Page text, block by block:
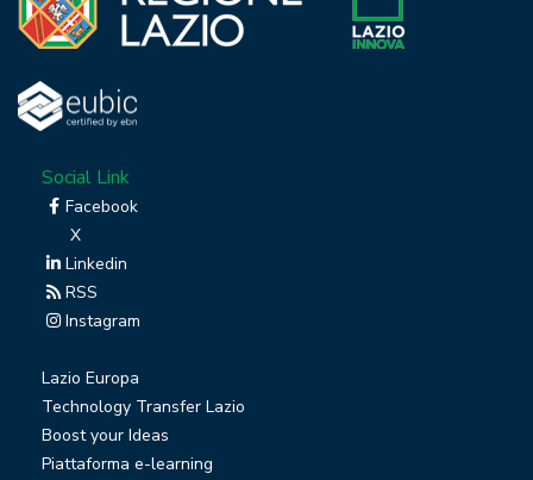
Social Link
Facebook
X
Linkedin
RSS
Instagram
Lazio Europa
Technology Transfer Lazio
Boost your Ideas
Piattaforma e-learning